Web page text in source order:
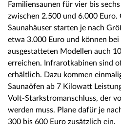
Familiensaunen für vier bis
zwischen 2.500 und 6.000 Euro.
Saunahäuser starten je nach
etwa 3.000 Euro und können bei
ausgestatteten Modellen auch
erreichen. Infrarotkabinen sind
erhältlich. Dazu kommen
Saunaöfen ab 7 Kilowatt
Volt-Starkstromanschluss, der
werden muss. Plane dafür je
300 bis 600 Euro zusätzlich ein.